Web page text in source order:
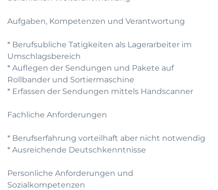
Aufgaben, Kompetenzen und Verantwortung
* Berufsubliche Tatigkeiten als Lagerarbeiter im
Umschlagsbereich
* Auflegen der Sendungen und Pakete auf
Rollbander und Sortiermaschine
* Erfassen der Sendungen mittels Handscanner
Fachliche Anforderungen
* Berufserfahrung vorteilhaft aber nicht notwendig
* Ausreichende Deutschkenntnisse
Personliche Anforderungen und
Sozialkompetenzen